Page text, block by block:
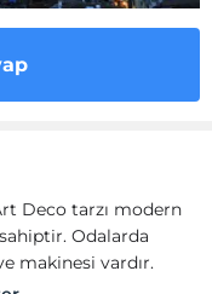
Deco tarzı modern
Odalarda
makinesi vardır.
mevcuttur.